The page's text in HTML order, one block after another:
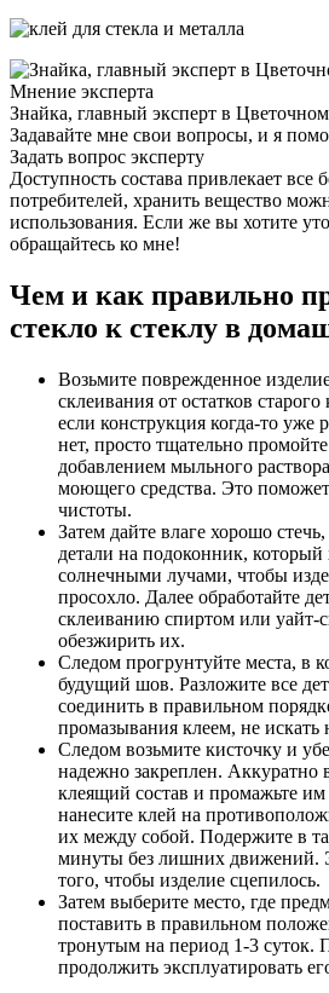
Мнение эксперта
Знайка, главный эксперт в
Задавайте мне свои вопросы, и я
Задать вопрос эксперту
Доступность состава привлекает все
потребителей, хранить вещество
использования. Если же вы хотите
обращайтесь ко мне!
Чем и как правильно
стекло к стеклу в
Возьмите поврежденное
склеивания от остатков старого
если конструкция когда-то уже
нет, просто тщательно
добавлением мыльного
моющего средства. Это
чистоты.
Затем дайте влаге хорошо
детали на подоконник,
солнечными лучами, чтобы
просохло. Далее обработайте
склеиванию спиртом или уайт-
обезжирить их.
Следом прогрунтуйте места, в
будущий шов. Разложите все
соединить в правильном
промазывания клеем, не
Следом возьмите кисточку и
надежно закреплен. Аккуратно
клеящий состав и промажьте им
нанесите клей на
их между собой. Подержите в
минуты без лишних движений.
того, чтобы изделие сцепилось.
Затем выберите место, где
поставить в правильном
тронутым на период 1-3 суток.
продолжить эксплуатировать